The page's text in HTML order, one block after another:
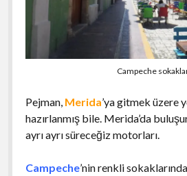
Campeche
Pejman, Merida’ya gitmek üzere
hazırlanmış bile. Merida’da
ayrı ayrı süreceğiz motorları.
Campeche’nin renkli